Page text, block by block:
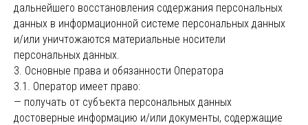
дальнейшего восстановления содержания персональных
данных в информационной системе персональных данных
и/или уничтожаются материальные носители
персональных данных.
3. Основные права и обязанности Оператора
3.1. Оператор имеет право:
— получать от субъекта персональных данных
достоверные информацию и/или документы, содержащие